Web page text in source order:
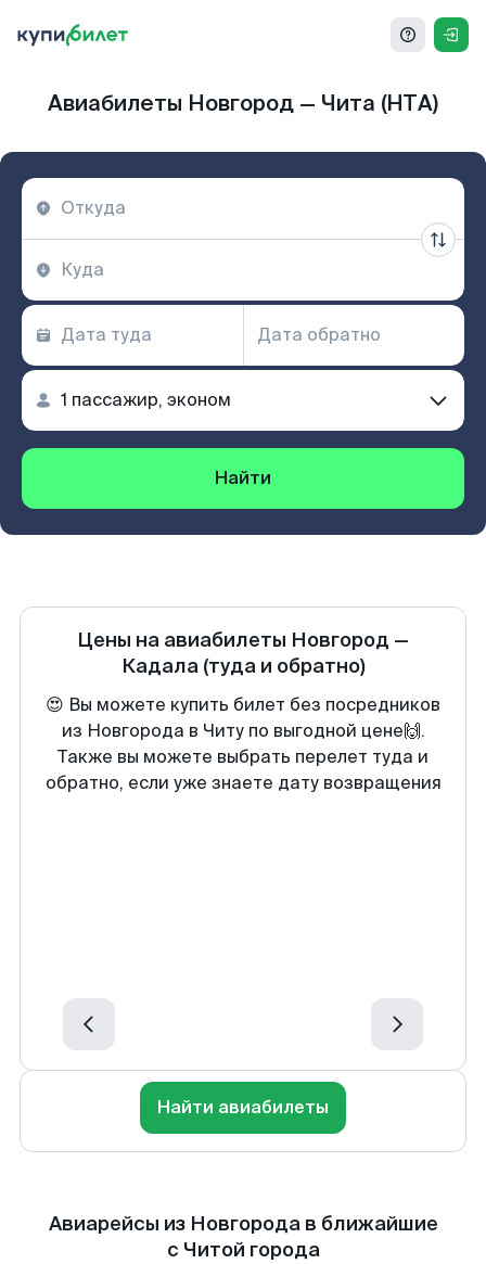
Авиабилеты Новгород — Чита (HTA)
Найти
Цены на авиабилеты Новгород —
Кадала (туда и обратно)
😍 Вы можете купить билет без посредников
из Новгорода в Читу по выгодной цене🙌.
Также вы можете выбрать перелет туда и
обратно, если уже знаете дату возвращения
Найти авиабилеты
Авиарейсы из Новгорода в ближайшие
с Читой города